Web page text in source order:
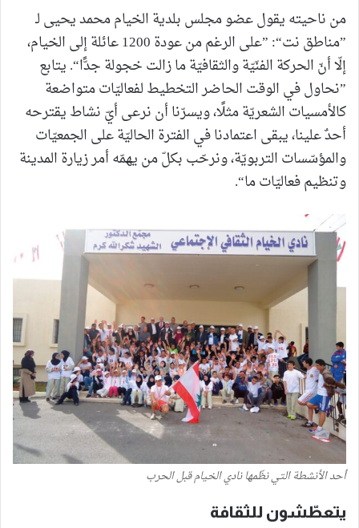
من ناحيته يقول عضو مجلس بلدية الخيام محمد يحيى لـ
”مناطق نت“: ”على الرغم من عودة 1200 عائلة إلى الخيام،
إلّا أنّ الحركة الفنّيّة والثقافيّة ما زالت خجولة جدًّا“. يتابع
”نحاول في الوقت الحاضر التخطيط لفعاليّات متواضعة
كالأمسيات الشعريّة مثلًا، ويسرّنا أن نرعى أيّ نشاط يقترحه
أحدٌ علينا، يبقى اعتمادنا في الفترة الحاليّة على الجمعيّات
والمؤسّسات التربويّة، ونرحّب بكلّ من يهمّه أمر زيارة المدينة
وتنظيم فعاليّات ما“.
أحد الأنشطة التي نظّمها نادي الخيام قبل الحرب
يتعطّشون للثقافة